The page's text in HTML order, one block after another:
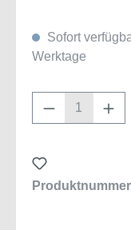
Sofort
Werktage
Produkt